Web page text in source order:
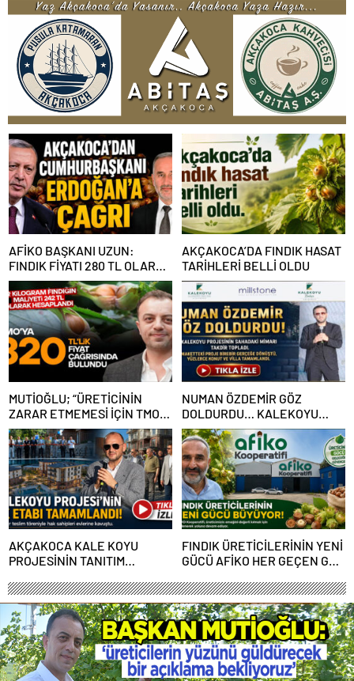
AFİKO BAŞKANI UZUN:
FINDIK FİYATI 280 TL OLARAK
REVİZE EDİLMELİ
AKÇAKOCA’DA FINDIK HASAT
TARİHLERİ BELLİ OLDU
MUTİOĞLU; “ÜRETİCİNİN
ZARAR ETMEMESİ İÇİN TMO
320 TL FİYAT AÇIKLAMALI”
NUMAN ÖZDEMİR GÖZ
DOLDURDU… KALEKOYU
PROJESİNİN SAHADAKİ
MİMARI TAKDİR TOPLADI
AKÇAKOCA KALE KOYU
PROJESİNİN TANITIM
FINDIK ÜRETİCİLERİNİN YENİ
GÜCÜ AFİKO HER GEÇEN GÜN